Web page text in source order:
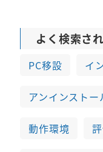
よく検索さ
PC移設 イ
アンインストー
動作環境